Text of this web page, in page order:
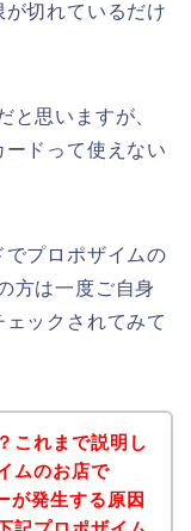
切れているだけ
と思いますが、
ドって使えない
プロポザイムの
方は一度ご自身
ックされてみて
これまで説明し
ムのお店で
発生する原因